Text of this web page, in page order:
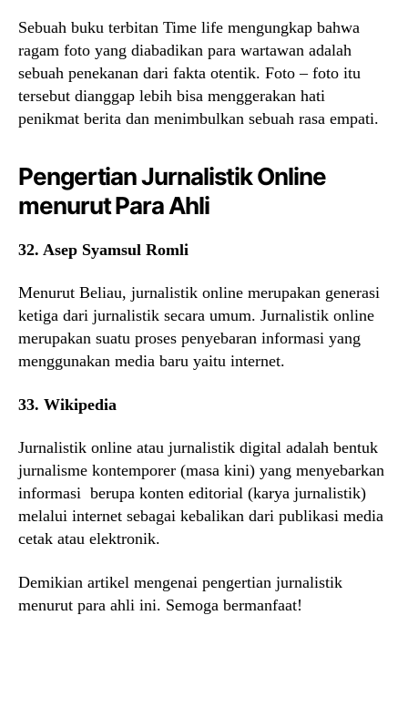
Sebuah buku terbitan Time life mengungkap bahwa
ragam foto yang diabadikan para wartawan adalah
sebuah penekanan dari fakta otentik. Foto – foto itu
tersebut dianggap lebih bisa menggerakan hati
penikmat berita dan menimbulkan sebuah rasa empati.
Pengertian Jurnalistik Online
menurut Para Ahli
32. Asep Syamsul Romli
Menurut Beliau, jurnalistik online merupakan generasi
ketiga dari jurnalistik secara umum. Jurnalistik online
merupakan suatu proses penyebaran informasi yang
menggunakan media baru yaitu internet.
33. Wikipedia
Jurnalistik online atau jurnalistik digital adalah bentuk
jurnalisme kontemporer (masa kini) yang menyebarkan
informasi berupa konten editorial (karya jurnalistik)
melalui internet sebagai kebalikan dari publikasi media
cetak atau elektronik.
Demikian artikel mengenai pengertian jurnalistik
menurut para ahli ini. Semoga bermanfaat!